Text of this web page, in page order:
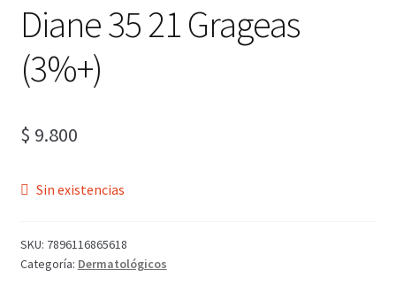
Diane 35 21 Grageas
(3%+)
$ 9.800
Sin existencias
SKU: 7896116865618
Categoría: Dermatológicos